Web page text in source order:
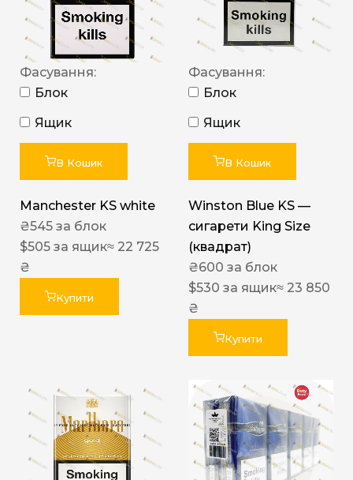
Фасування:
Блок
Ящик
В Кошик
Manchester KS white
₴545 за блок
$505 за ящик≈ 22 725
₴
Купити
Фасування:
Блок
Ящик
В Кошик
Winston Blue KS —
сигарети King Size
(квадрат)
₴600 за блок
$530 за ящик≈ 23 850
₴
Купити